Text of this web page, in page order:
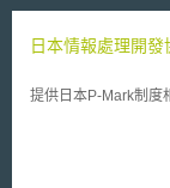
日本情報處理開發
提供日本P-Mark制度